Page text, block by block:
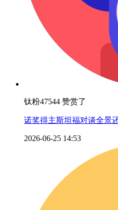
钛粉47544 赞赏了
诺奖得主斯坦福对谈全景
2026-06-25 14:53